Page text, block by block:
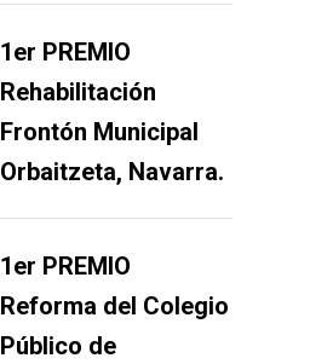
1er PREMIO
Rehabilitación
Frontón Municipal
Orbaitzeta, Navarra.
1er PREMIO
Reforma del Colegio
Público de